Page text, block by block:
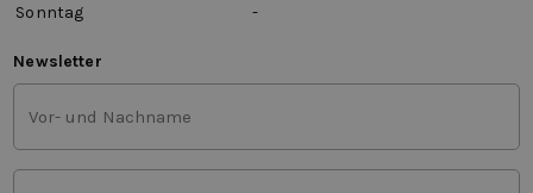
Sonntag
-
Newsletter
Vor-
und
Nachname
(Erforderlich)
E-